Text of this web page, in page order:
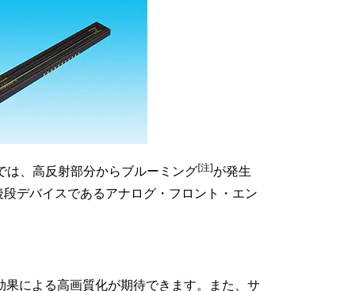
、高反射部分からブルーミング[注]が発生
デバイスであるアナログ・フロント・エン
による高画質化が期待できます。また、サ